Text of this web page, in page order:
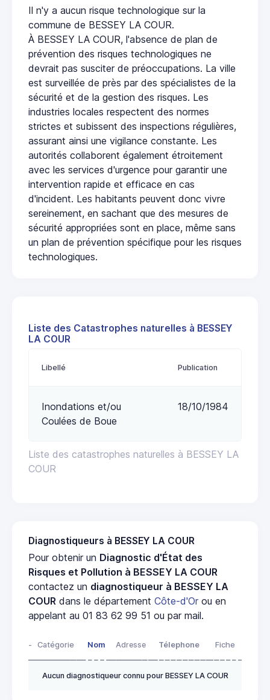
Il n'y a aucun risque technologique sur la
commune de BESSEY LA COUR.
À BESSEY LA COUR, l'absence de plan de
prévention des risques technologiques ne
devrait pas susciter de préoccupations. La ville
est surveillée de près par des spécialistes de la
sécurité et de la gestion des risques. Les
industries locales respectent des normes
strictes et subissent des inspections régulières,
assurant ainsi une vigilance constante. Les
autorités collaborent également étroitement
avec les services d'urgence pour garantir une
intervention rapide et efficace en cas
d'incident. Les habitants peuvent donc vivre
sereinement, en sachant que des mesures de
sécurité appropriées sont en place, même sans
un plan de prévention spécifique pour les risques
technologiques.
Liste des Catastrophes naturelles à BESSEY
LA COUR
Liste des catastrophes naturelles à BESSEY LA
COUR
Libellé Publication
Inondations et/ou
Coulées de Boue
18/10/1984
Diagnostiqueurs à BESSEY LA COUR
Pour obtenir un Diagnostic d'État des
Risques et Pollution à BESSEY LA COUR
contactez un diagnostiqueur à BESSEY LA
COUR dans le département Côte-d'Or ou en
appelant au 01 83 62 99 51 ou par mail.
- Catégorie Nom Adresse Télephone Fiche
Aucun diagnostiqueur connu pour BESSEY LA COUR